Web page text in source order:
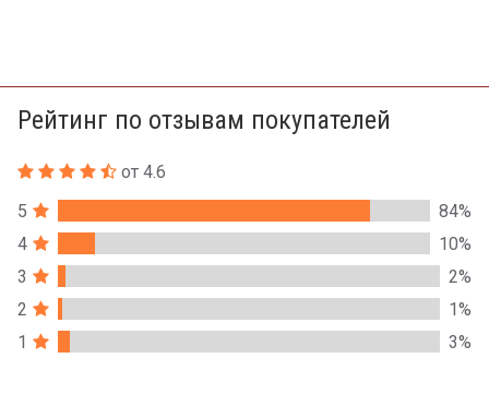
Рейтинг по отзывам покупателей
от 4.6
5
84%
4
10%
3
2%
2
1%
1
3%